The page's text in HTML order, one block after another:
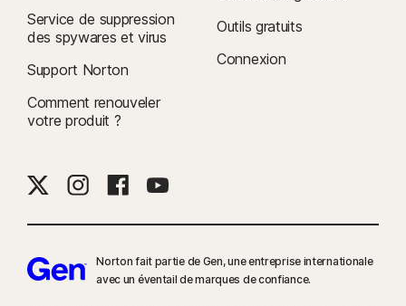
Service de suppression
des spywares et virus
Support Norton
Comment renouveler
votre produit ?
Outils gratuits
Connexion
Norton fait partie de Gen, une entreprise internationale
avec un éventail de marques de confiance.​